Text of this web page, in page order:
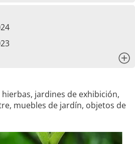
jardines de exhibición,
muebles de jardín, objetos de